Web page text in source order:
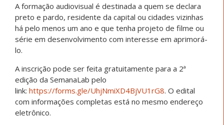
A formação audiovisual é destinada a quem se declara
preto e pardo, residente da capital ou cidades vizinhas
há pelo menos um ano e que tenha projeto de filme ou
série em desenvolvimento com interesse em aprimorá-
lo.
A inscrição pode ser feita gratuitamente para a 2ª
edição da SemanaLab pelo
link: https://forms.gle/UhjNmiXD4BjVU1rG8. O edital
com informações completas está no mesmo endereço
eletrônico.